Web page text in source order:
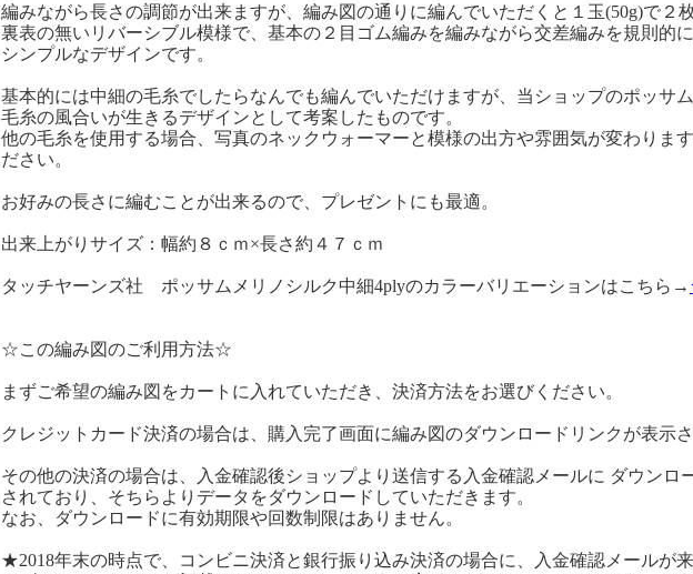
編みながら長さの調節が出来ますが、編み図の通りに編んでいただくと１玉(50g)で２
裏表の無いリバーシブル模様で、基本の２目ゴム編みを編みながら交差編みを規則的に
シンプルなデザインです。
基本的には中細の毛糸でしたらなんでも編んでいただけますが、当ショップのポッサ
毛糸の風合いが生きるデザインとして考案したものです。
他の毛糸を使用する場合、写真のネックウォーマーと模様の出方や雰囲気が変わりま
ださい。
お好みの長さに編むことが出来るので、プレゼントにも最適。
出来上がりサイズ：幅約８ｃｍ×長さ約４７ｃｍ
タッチヤーンズ社 ポッサムメリノシルク中細4plyのカラーバリエーションはこちら→
☆この編み図のご利用方法☆
まずご希望の編み図をカートに入れていただき、決済方法をお選びください。
クレジットカード決済の場合は、購入完了画面に編み図のダウンロードリンクが表示さ
その他の決済の場合は、入金確認後ショップより送信する入金確認メールに ダウンロ
されており、そちらよりデータをダウンロードしていただきます。
なお、ダウンロードに有効期限や回数制限はありません。
★2018年末の時点で、コンビニ決済と銀行振り込み決済の場合に、入金確認メールが